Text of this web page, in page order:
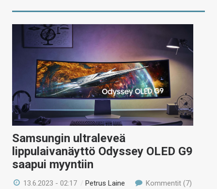
Samsungin ultraleveä
lippulaivanäyttö Odyssey OLED G9
saapui myyntiin
13.6.2023 - 02:17 /Petrus Laine Kommentit (7)